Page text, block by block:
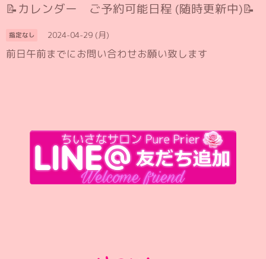
📝カレンダー ご予約可能日程 (随時更新中)📝
指定なし 2024-04-29 (月)
前日午前までにお問い合わせお願い致します